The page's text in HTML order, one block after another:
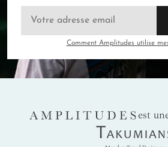
Comment Amplitudes utilise
AMPLITUDES
est
Takumians